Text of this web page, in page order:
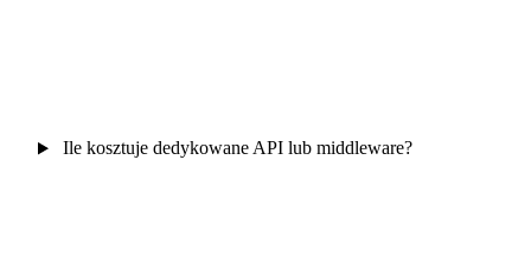
Ile kosztuje dedykowane API lub middleware?